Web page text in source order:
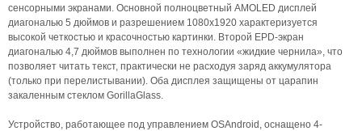
сенсорными экранами. Основной полноцветный AMOLED дисплей
диагональю 5 дюймов и разрешением 1080x1920 характеризуется
высокой четкостью и красочностью картинки. Второй EPD-экран
диагональю 4,7 дюймов выполнен по технологии «жидкие чернила», что
позволяет читать текст, практически не расходуя заряд аккумулятора
(только при перелистывании). Оба дисплея защищены от царапин
закаленным стеклом GorillaGlass.
Устройство, работающее под управлением OSAndroid, оснащено 4-